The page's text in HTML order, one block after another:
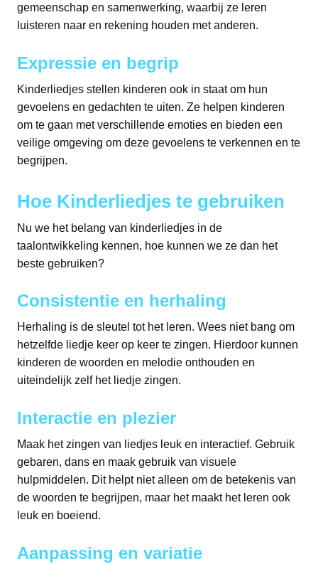
gemeenschap en samenwerking, waarbij ze leren
luisteren naar en rekening houden met anderen.
Expressie en begrip
Kinderliedjes stellen kinderen ook in staat om hun
gevoelens en gedachten te uiten. Ze helpen kinderen
om te gaan met verschillende emoties en bieden een
veilige omgeving om deze gevoelens te verkennen en te
begrijpen.
Hoe Kinderliedjes te gebruiken
Nu we het belang van kinderliedjes in de
taalontwikkeling kennen, hoe kunnen we ze dan het
beste gebruiken?
Consistentie en herhaling
Herhaling is de sleutel tot het leren. Wees niet bang om
hetzelfde liedje keer op keer te zingen. Hierdoor kunnen
kinderen de woorden en melodie onthouden en
uiteindelijk zelf het liedje zingen.
Interactie en plezier
Maak het zingen van liedjes leuk en interactief. Gebruik
gebaren, dans en maak gebruik van visuele
hulpmiddelen. Dit helpt niet alleen om de betekenis van
de woorden te begrijpen, maar het maakt het leren ook
leuk en boeiend.
Aanpassing en variatie